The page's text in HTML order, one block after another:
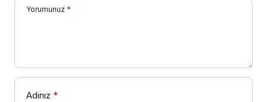
Yorumunuz *
Adınız *